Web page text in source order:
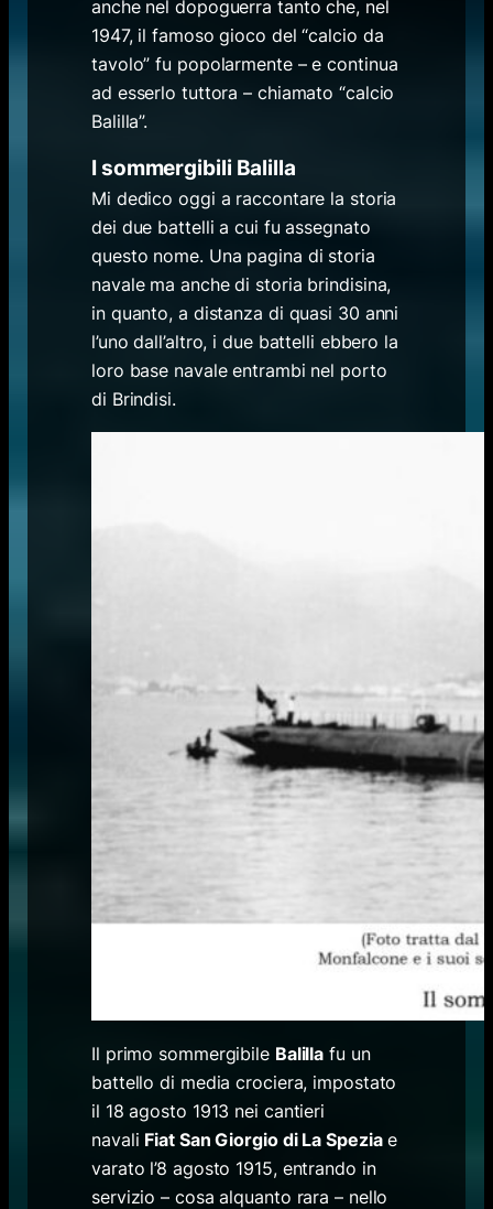
anche nel dopoguerra tanto che, nel
1947, il famoso gioco del “calcio da
tavolo” fu popolarmente – e continua
ad esserlo tuttora – chiamato “calcio
Balilla”.
I sommergibili Balilla
Mi dedico oggi a raccontare la storia
dei due battelli a cui fu assegnato
questo nome. Una pagina di storia
navale ma anche di storia brindisina,
in quanto, a distanza di quasi 30 anni
l’uno dall’altro, i due battelli ebbero la
loro base navale entrambi nel porto
di Brindisi.
Il primo sommergibile Balilla fu un
battello di media crociera, impostato
il 18 agosto 1913 nei cantieri
navali Fiat San Giorgio di La Spezia e
varato l’8 agosto 1915, entrando in
servizio – cosa alquanto rara – nello